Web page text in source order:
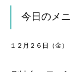
今日のメ
１２月２６日（金）